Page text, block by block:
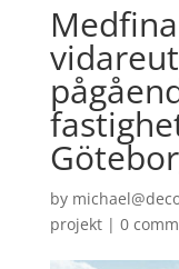
by
projekt| 0